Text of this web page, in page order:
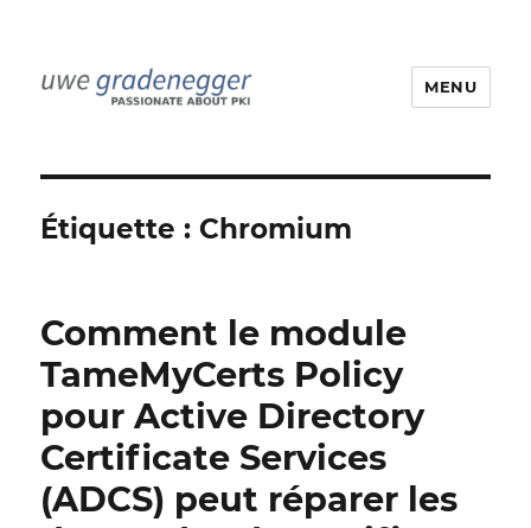
MENU
Étiquette : Chromium
Comment le module
TameMyCerts Policy
pour Active Directory
Certificate Services
(ADCS) peut réparer les